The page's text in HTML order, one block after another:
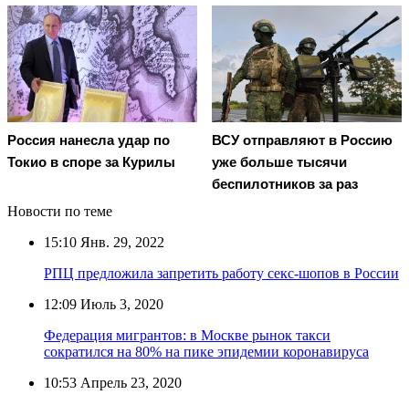
Россия нанесла удар по
Токио в споре за Курилы
ВСУ отправляют в Россию
уже больше тысячи
беспилотников за раз
Новости по теме
15:10 Янв. 29, 2022
РПЦ предложила запретить работу секс-шопов в России
12:09 Июль 3, 2020
Федерация мигрантов: в Москве рынок такси
сократился на 80% на пике эпидемии коронавируса
10:53 Апрель 23, 2020